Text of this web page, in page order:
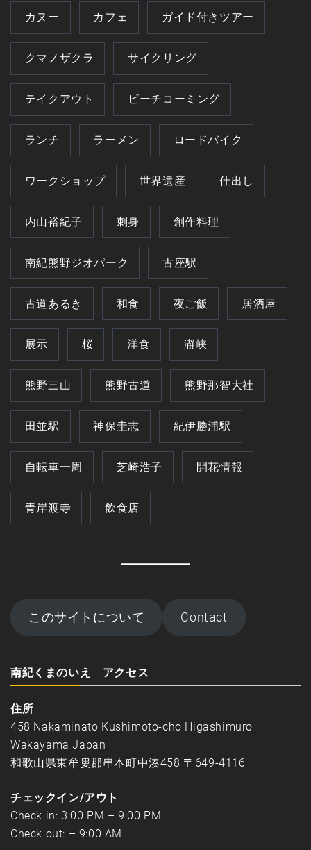
カヌー カフェ ガイド付きツアー
クマノザクラ サイクリング
テイクアウト ビーチコーミング
ランチ ラーメン ロードバイク
ワークショップ 世界遺産 仕出し
内山裕紀子 刺身 創作料理
南紀熊野ジオパーク 古座駅
古道あるき 和食 夜ご飯 居酒屋
展示 桜 洋食 瀞峡
熊野三山 熊野古道 熊野那智大社
田並駅 神保圭志 紀伊勝浦駅
自転車一周 芝崎浩子 開花情報
青岸渡寺 飲食店
このサイトについて Contact
南紀くまのいえ アクセス
住所
458 Nakaminato Kushimoto-cho Higashimuro
Wakayama Japan
和歌山県東牟婁郡串本町中湊458 〒649-4116
チェックイン/アウト
Check in: 3:00 PM – 9:00 PM
Check out: – 9:00 AM